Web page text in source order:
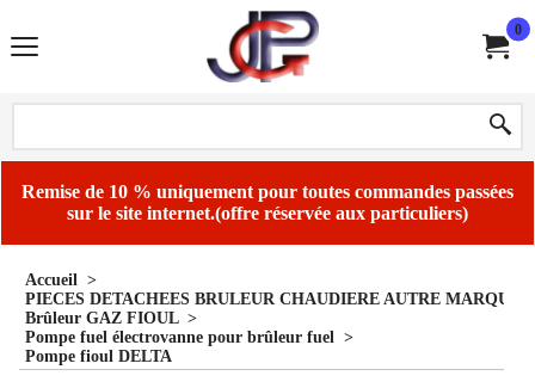
0
Remise de 10 % uniquement pour toutes commandes passées
sur le site internet.(offre réservée aux particuliers)
Accueil >
PIECES DETACHEES BRULEUR CHAUDIERE AUTRE MARQUE
Brûleur GAZ FIOUL>
Pompe fuel électrovanne pour brûleur fuel >
Pompe fioul DELTA